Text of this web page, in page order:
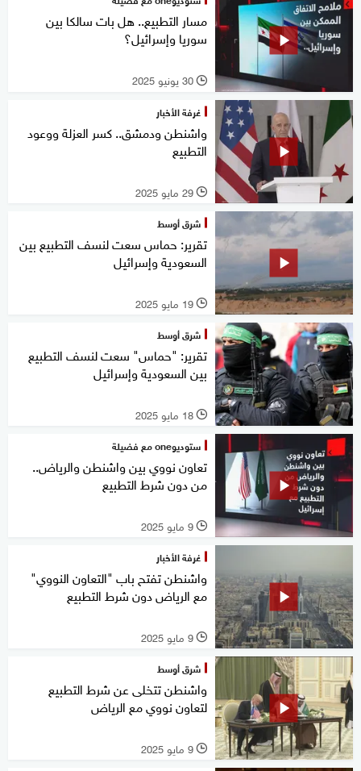
مسار التطبيع.. هل بات سالكا بين
سوريا وإسرائيل؟
l 30 يونيو 2025
غرفة الأخبار
واشنطن ودمشق.. كسر العزلة ووعود
التطبيع
l 29 مايو 2025
شرق أوسط
تقرير: حماس سعت لنسف التطبيع بين
السعودية وإسرائيل
l 19 مايو 2025
شرق أوسط
تقرير: "حماس" سعت لنسف التطبيع
بين السعودية وإسرائيل
l 18 مايو 2025
ستوديوone مع فضيلة
تعاون نووي بين واشنطن والرياض..
من دون شرط التطبيع
l 9 مايو 2025
غرفة الأخبار
واشنطن تفتح باب "التعاون النووي"
مع الرياض دون شرط التطبيع
l 9 مايو 2025
شرق أوسط
واشنطن تتخلى عن شرط التطبيع
لتعاون نووي مع الرياض
l 9 مايو 2025